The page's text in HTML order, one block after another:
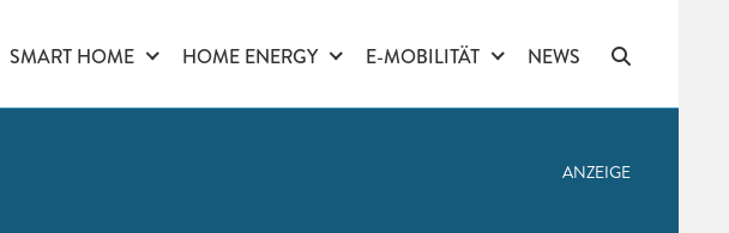
SMART HOME HOME ENERGY E-MOBILITÄT NEWS
ANZEIGE